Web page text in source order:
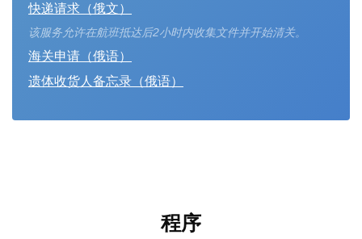
快递请求（俄文）
该服务允许在航班抵达后2小时内收集文件并开始清关。
海关申请（俄语）
遗体收货人备忘录（俄语）
程序